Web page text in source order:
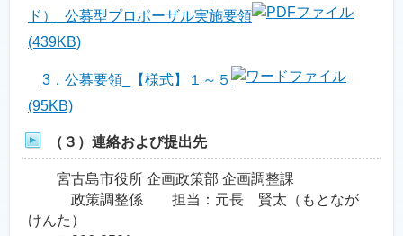
ド）_公募型プロポーザル実施要領
(439KB)
3．公募要領_【様式】１～５
(95KB)
（３）連絡および提出先
宮古島市役所 企画政策部 企画調整課
政策調整係 担当：元長 賢太（もとなが
けんた）